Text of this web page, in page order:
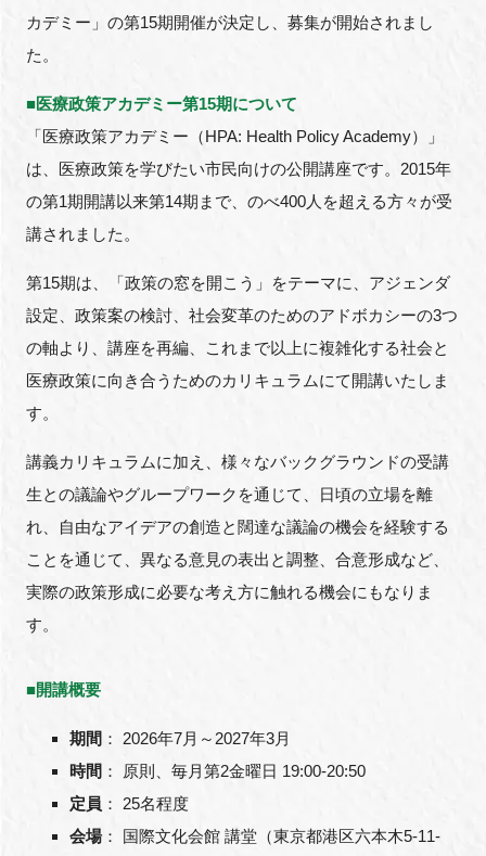
カデミー」の第15期開催が決定し、募集が開始されまし
た。
■医療政策アカデミー第15期について
「医療政策アカデミー（HPA: Health Policy Academy）」
は、医療政策を学びたい市民向けの公開講座です。2015年
の第1期開講以来第14期まで、のべ400人を超える方々が受
講されました。
第15期は、「政策の窓を開こう」をテーマに、アジェンダ
設定、政策案の検討、社会変革のためのアドボカシーの3つ
の軸より、講座を再編、これまで以上に複雑化する社会と
医療政策に向き合うためのカリキュラムにて開講いたしま
す。
講義カリキュラムに加え、様々なバックグラウンドの受講
生との議論やグループワークを通じて、日頃の立場を離
れ、自由なアイデアの創造と闊達な議論の機会を経験する
ことを通じて、異なる意見の表出と調整、合意形成など、
実際の政策形成に必要な考え方に触れる機会にもなりま
す。
■開講概要
期間 ： 2026年7月～2027年3月
時間 ： 原則、毎月第2金曜日 19:00-20:50
定員 ： 25名程度
会場： 国際文化会館 講堂（東京都港区六本木5‐11‐